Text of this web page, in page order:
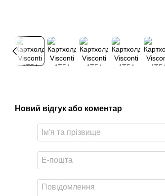
Новий відгук або коментар